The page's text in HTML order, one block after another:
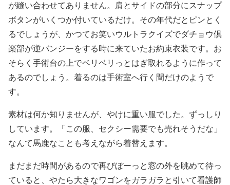
が縫い合わせてありません。肩とサイドの部分にスナップ
ボタンがいくつか付いているだけ。その年代だとピンとく
るでしょうが、かつてお笑いウルトラクイズでダチョウ倶
楽部が逆バンジーをする時に来ていたお約束衣装です。お
そらく手術台の上でベリベリっとはぎ取れるように作って
あるのでしょう。着るのは手術室へ行く間だけのようで
す。
素材は何か知りませんが、やけに重い服でした。ずっしり
しています。「この服、セクシー需要でも売れそうだな」
なんて馬鹿なことも考えながら着替えます。
まだまだ時間があるので再びぼーっと窓の外を眺めて待っ
ていると、やたら大きなワゴンをガラガラと引いて看護師